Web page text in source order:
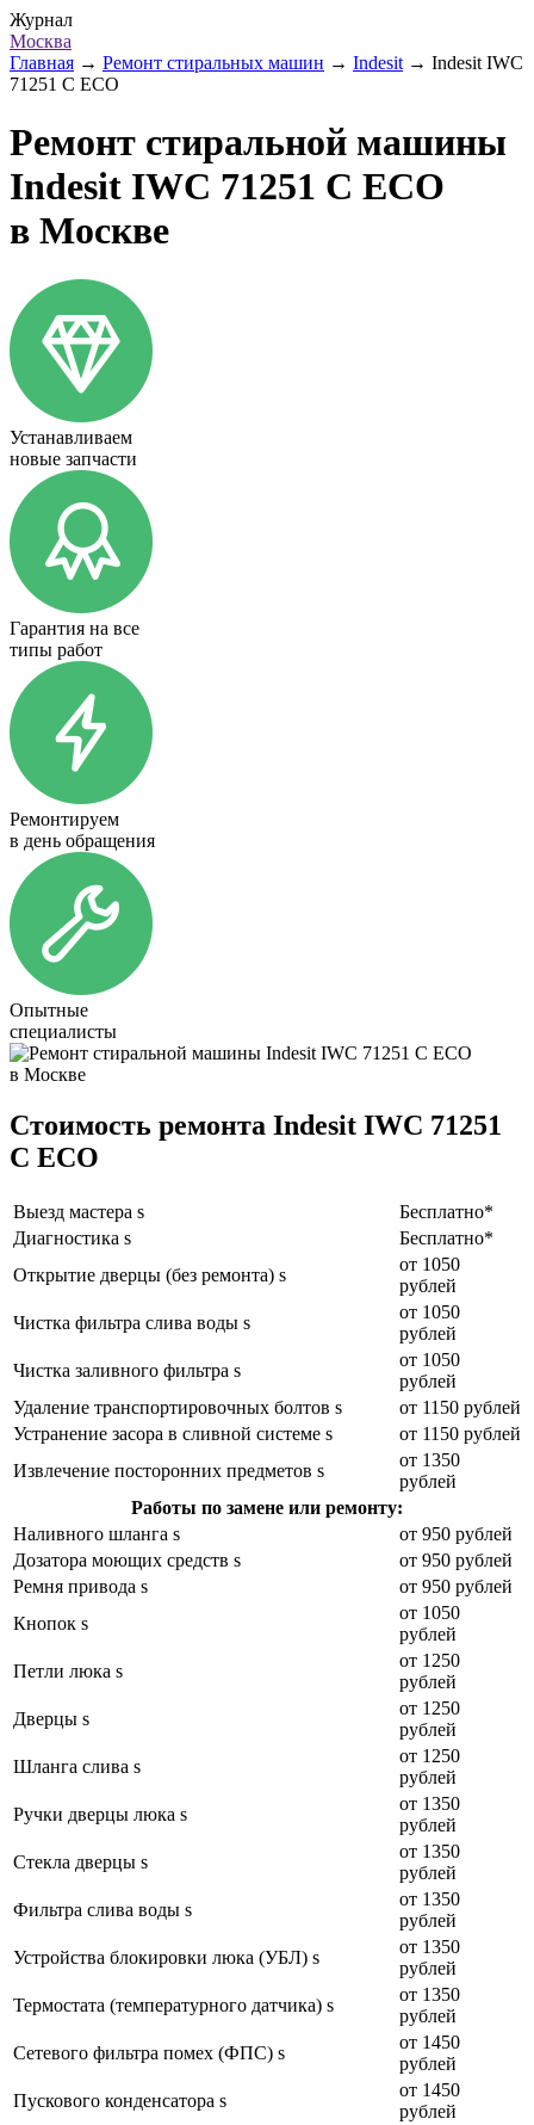
Журнал
Москва
Главная → Ремонт стиральных машин → Indesit → Indesit IWC
71251 C ECO
Ремонт стиральной машины
Indesit IWC 71251 C ECO
в Москве
Устанавливаем
новые запчасти
Гарантия на все
типы работ
Ремонтируем
в день обращения
Опытные
специалисты
Стоимость ремонта Indesit IWC 71251
C ECO
Выезд мастера s
Бесплатно*
Диагностика s
Бесплатно*
Открытие дверцы (без ремонта) s
от 1050
рублей
Чистка фильтра слива воды s
от 1050
рублей
Чистка заливного фильтра s
от 1050
рублей
Удаление транспортировочных болтов s
от 1150 рублей
Устранение засора в сливной системе s
от 1150 рублей
Извлечение посторонних предметов s
от 1350
рублей
Работы по замене или ремонту:
Наливного шланга s
от 950 рублей
Дозатора моющих средств s
от 950 рублей
Ремня привода s
от 950 рублей
Кнопок s
от 1050
рублей
Петли люка s
от 1250
рублей
Дверцы s
от 1250
рублей
Шланга слива s
от 1250
рублей
Ручки дверцы люка s
от 1350
рублей
Стекла дверцы s
от 1350
рублей
Фильтра слива воды s
от 1350
рублей
Устройства блокировки люка (УБЛ) s
от 1350
рублей
Термостата (температурного датчика) s
от 1350
рублей
Сетевого фильтра помех (ФПС) s
от 1450
рублей
Пускового конденсатора s
от 1450
рублей